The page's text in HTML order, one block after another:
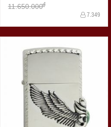
11.650.000đ
7.349